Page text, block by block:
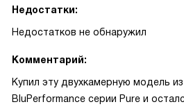
Недостатки:
Недостатков не обнаружил
Комментарий:
Купил эту двухкамерную модель
BluPerformance серии Pure и